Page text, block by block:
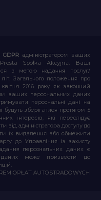
GDPR адміністратором ваших
Spółka Akcyjna. Ваші
з метою надання послуг/
Загального положення про
2016 року як законний
ваших персональних даних
персональні дані на
будуть зберігатися протягом 5
інтересів, які переслідує
від адміністратора доступу до
їх видалення або обмежити
до Управління із захисту
персональних даних є
даних може призвести до
OPŁAT AUTOSTRADOWYCH